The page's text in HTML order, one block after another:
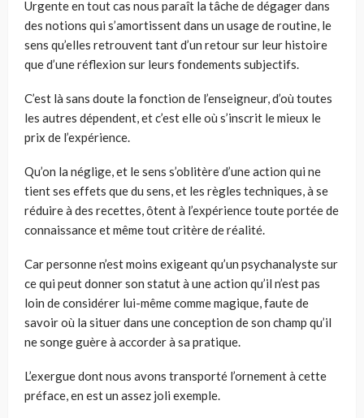
Urgente en tout cas nous paraît la tâche de dégager dans
des notions qui s’amortissent dans un usage de routine, le
sens qu’elles retrouvent tant d’un retour sur leur histoire
que d’une réflexion sur leurs fondements subjectifs.
C’est là sans doute la fonction de l’enseigneur, d’où toutes
les autres dépendent, et c’est elle où s’inscrit le mieux le
prix de l’expérience.
Qu’on la néglige, et le sens s’oblitère d’une action qui ne
tient ses effets que du sens, et les règles techniques, à se
réduire à des recettes, ôtent à l’expérience toute portée de
connaissance et même tout critère de réalité.
Car personne n’est moins exigeant qu’un psychanalyste sur
ce qui peut donner son statut à une action qu’il n’est pas
loin de considérer lui-même comme magique, faute de
savoir où la situer dans une conception de son champ qu’il
ne songe guère à accorder à sa pratique.
L’exergue dont nous avons transporté l’ornement à cette
préface, en est un assez joli exemple.